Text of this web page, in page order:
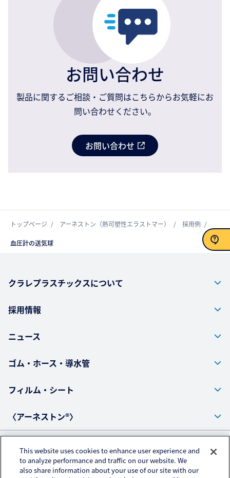
お問い合わせ
製品に関するご相談・ご質問はこちらからお気軽にお
問い合わせください。
お問い合わせ
トップページ アーネストン（熱可塑性エラストマー） 採用例
血圧計の送気球
クラレプラスチックスについて
採用情報
ニュース
ゴム・ホース・導水管
フィルム・シート
〈アーネストン®〉
プライバシーポリシー
アクセスデータの取扱いについて
This website uses cookies to enhance user experience and
to analyze performance and traffic on our website. We
also share information about your use of our site with our